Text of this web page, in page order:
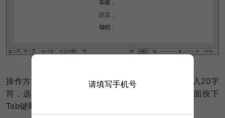
操作方法：选中文字后，点击段落设置-制表位，输入20字
符，选中前导符4，点击设置-确定，之后在文字后面按下
Tab键即可。
请填写手机号